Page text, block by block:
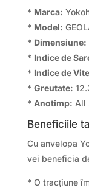
* Marca:
* Model:
* Dimensiune:
* Indice de
* Indice de
* Greutate:
* Anotimp: All
Beneficiile
Cu anvelopa
vei beneficia
* O tracțiune